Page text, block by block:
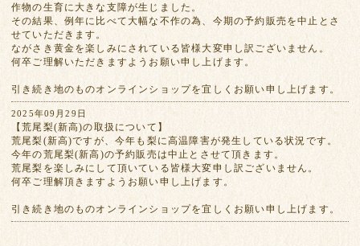
作物の生育に大きな支障が生じました。
その結果、例年に比べて大幅な不作の為、今期の予約販売を中止とさ
せていただきます。
ながさき黄金を楽しみにされている皆様大変申し訳ございません。
何卒ご理解いただきますようお願い申し上げます。
引き続き地のものオンラインショップを宜しくお願い申し上げます。
2025年09月29日
【荒尾梨(新高)の取扱について】
荒尾梨(新高)ですが、今年も梨に高温障害が発生している状況です。
今年の荒尾梨(新高)の予約販売は中止とさせて頂きます。
荒尾梨を楽しみにして頂いている皆様大変申し訳ございません。
何卒ご理解頂きますようお願い申し上げます。
引き続き地のものオンラインショップを宜しくお願い申し上げます。